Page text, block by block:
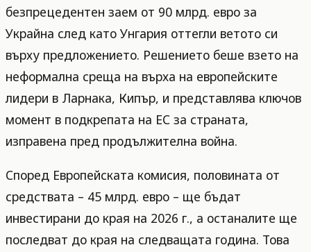
безпрецедентен заем от 90 млрд. евро за
Украйна след като Унгария оттегли ветото си
върху предложението. Решението беше взето на
неформална среща на върха на европейските
лидери в Ларнака, Кипър, и представлява ключов
момент в подкрепата на ЕС за страната,
изправена пред продължителна война.
Според Европейската комисия, половината от
средствата – 45 млрд. евро – ще бъдат
инвестирани до края на 2026 г., а останалите ще
последват до края на следващата година. Това